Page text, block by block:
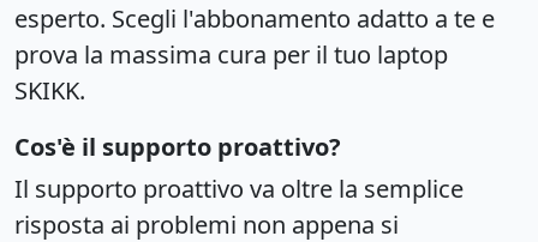
esperto. Scegli l'abbonamento adatto a te e
prova la massima cura per il tuo laptop
SKIKK.
Cos'è il supporto proattivo?
Il supporto proattivo va oltre la semplice
risposta ai problemi non appena si